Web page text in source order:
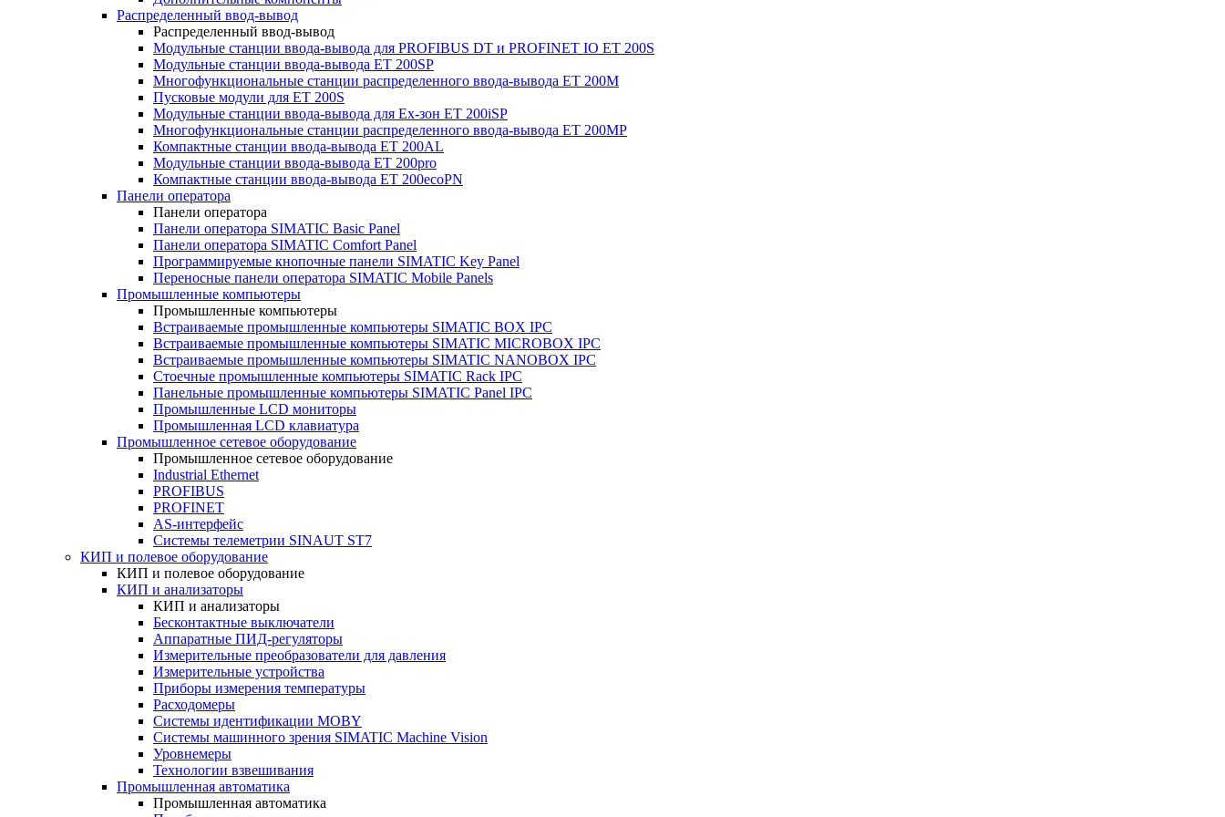
Распределенный ввод-вывод
Распределенный ввод-вывод
Модульные станции ввода-вывода для PROFIBUS DT и PROFINET IO ET 200S
Модульные станции ввода-вывода ET 200SP
Многофункциональные станции распределенного ввода-вывода ET 200M
Пусковые модули для ET 200S
Модульные станции ввода-вывода для Ex-зон ET 200iSP
Многофункциональные станции распределенного ввода-вывода ET 200MP
Компактные станции ввода-вывода ET 200AL
Модульные станции ввода-вывода ET 200pro
Компактные станции ввода-вывода ET 200ecoPN
Панели оператора
Панели оператора
Панели оператора SIMATIC Basic Panel
Панели оператора SIMATIC Comfort Panel
Программируемые кнопочные панели SIMATIC Key Panel
Переносные панели оператора SIMATIC Mobile Panels
Промышленные компьютеры
Промышленные компьютеры
Встраиваемые промышленные компьютеры SIMATIC BOX IPC
Встраиваемые промышленные компьютеры SIMATIC MICROBOX IPC
Встраиваемые промышленные компьютеры SIMATIC NANOBOX IPC
Стоечные промышленные компьютеры SIMATIC Rack IPC
Панельные промышленные компьютеры SIMATIC Panel IPC
Промышленные LCD мониторы
Промышленная LCD клавиатура
Промышленное сетевое оборудование
Промышленное сетевое оборудование
Industrial Ethernet
PROFIBUS
PROFINET
AS-интерфейс
Системы телеметрии SINAUT ST7
КИП и полевое оборудование
КИП и полевое оборудование
КИП и анализаторы
КИП и анализаторы
Бесконтактные выключатели
Аппаратные ПИД-регуляторы
Измерительные преобразователи для давления
Измерительные устройства
Приборы измерения температуры
Расходомеры
Системы идентификации MOBY
Системы машинного зрения SIMATIC Machine Vision
Уровнемеры
Технологии взвешивания
Промышленная автоматика
Промышленная автоматика